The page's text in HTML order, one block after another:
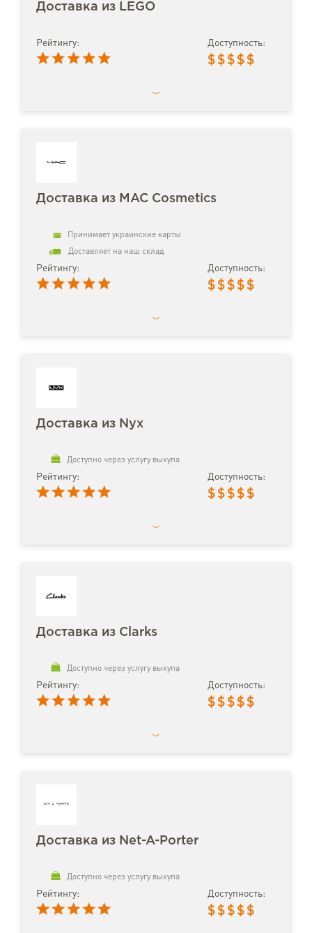
Доставка из LEGO
Рейтингу: Доступность:
$ $ $ $ $
Доставка из MAC Cosmetics
Принимает украинские карты
Доставляет на наш склад
Рейтингу: Доступность:
$ $ $ $ $
Доставка из Nyx
Доступно через услугу выкупа
Рейтингу: Доступность:
$ $ $ $ $
Доставка из Clarks
Доступно через услугу выкупа
Рейтингу: Доступность:
$ $ $ $ $
Доставка из Net-A-Porter
Доступно через услугу выкупа
Рейтингу: Доступность:
$ $ $ $ $